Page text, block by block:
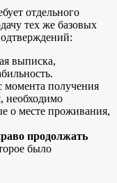
отдельного
тех же базовых
выписка,
момента получения
необходимо
о месте проживания,
продолжать
было